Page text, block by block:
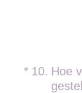
* 10. Hoe
(Vereist.)